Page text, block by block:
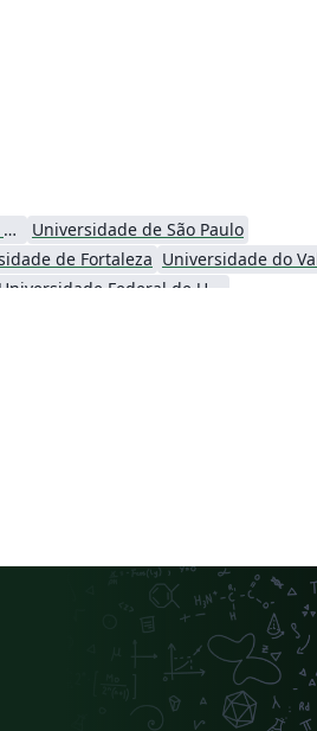
Universidade Tecnológica Federal do Paraná (UTFPR)
Universidade de São Paulo
de Fortaleza
Universidade Federal de Uberlândia (UFU)